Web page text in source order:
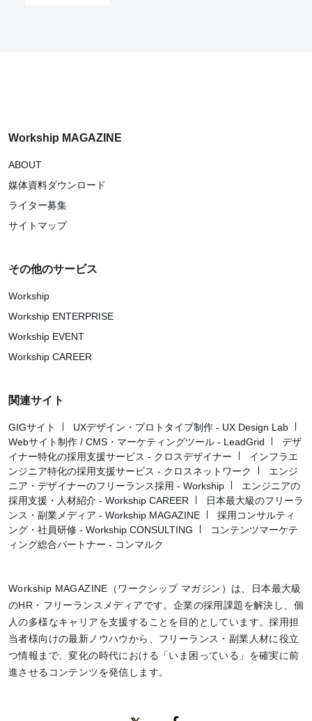
Workship MAGAZINE
ABOUT
媒体資料ダウンロード
ライター募集
サイトマップ
その他のサービス
Workship
Workship ENTERPRISE
Workship EVENT
Workship CAREER
関連サイト
GIGサイト
UXデザイン・プロトタイプ制作 - UX Design Lab
Webサイト制作 / CMS・マーケティングツール - LeadGrid
デザ
イナー特化の採用支援サービス - クロスデザイナー
インフラエ
ンジニア特化の採用支援サービス - クロスネットワーク
エンジ
ニア・デザイナーのフリーランス採用 - Workship
エンジニアの
採用支援・人材紹介 - Workship CAREER
日本最大級のフリーラ
ンス・副業メディア - Workship MAGAZINE
採用コンサルティ
ング・社員研修 - Workship CONSULTING
コンテンツマーケテ
ィング総合パートナー - コンマルク
Workship MAGAZINE（ワークシップ マガジン）は、日本最大級
のHR・フリーランスメディアです。企業の採用課題を解決し、個
人の多様なキャリアを支援することを目的としています。採用担
当者様向けの最新ノウハウから、フリーランス・副業人材に役立
つ情報まで、変化の時代における「いま困っている」を確実に前
進させるコンテンツを発信します。